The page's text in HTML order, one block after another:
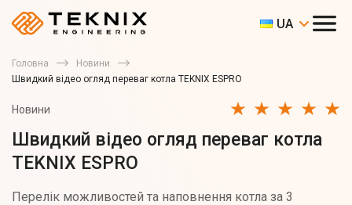
UA
Головна
Новини
Швидкий відео огляд переваг котла TEKNIX ESPRO
Новини
Швидкий відео огляд переваг котла
TEKNIX ESPRO
Перелік можливостей та наповнення котла за 3